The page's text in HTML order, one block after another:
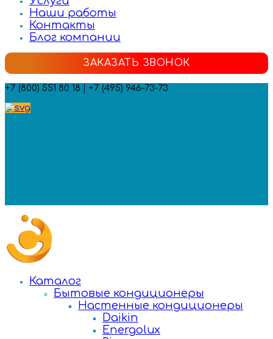
Наши работы
Контакты
Блог компании
ЗАКАЗАТЬ ЗВОНОК
+7 (800) 551 80 18 | +7 (495) 946-73-73
Каталог
Бытовые кондиционеры
Настенные кондиционеры
Daikin
Energolux